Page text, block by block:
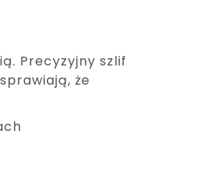
Precyzyjny szlif
że